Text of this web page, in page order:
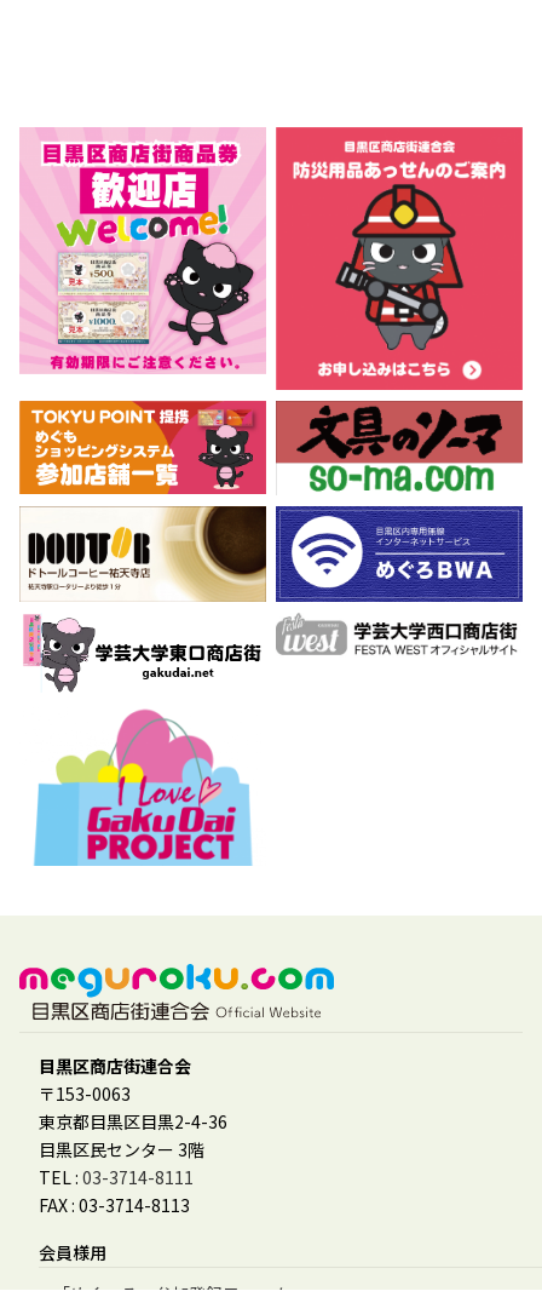
目黒区商店街連合会
〒153-0063
東京都目黒区目黒2-4-36
目黒区民センター 3階
TEL : 03-3714-8111
FAX : 03-3714-8113
会員様用